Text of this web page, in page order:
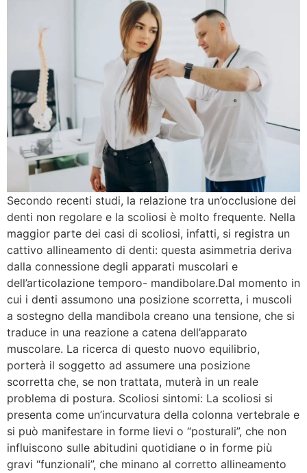
Secondo recenti studi, la relazione tra un’occlusione dei
denti non regolare e la scoliosi è molto frequente. Nella
maggior parte dei casi di scoliosi, infatti, si registra un
cattivo allineamento di denti: questa asimmetria deriva
dalla connessione degli apparati muscolari e
dell’articolazione temporo- mandibolare.Dal momento in
cui i denti assumono una posizione scorretta, i muscoli
a sostegno della mandibola creano una tensione, che si
traduce in una reazione a catena dell’apparato
muscolare. La ricerca di questo nuovo equilibrio,
porterà il soggetto ad assumere una posizione
scorretta che, se non trattata, muterà in un reale
problema di postura. Scoliosi sintomi: La scoliosi si
presenta come un’incurvatura della colonna vertebrale e
si può manifestare in forme lievi o “posturali”, che non
influiscono sulle abitudini quotidiane o in forme più
gravi “funzionali”, che minano al corretto allineamento